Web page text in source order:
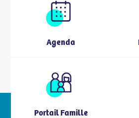
Agenda
Portail Famille